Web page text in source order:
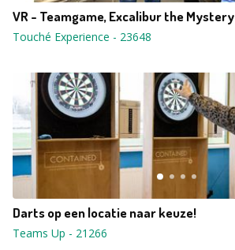
VR - Teamgame, Excalibur the Mystery
Touché Experience - 23648
Darts op een locatie naar keuze!
Teams Up - 21266